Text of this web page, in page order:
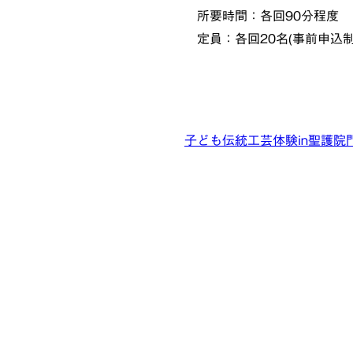
所要時間：各回90分程度
定員：各回20名(事前申込制
子ども伝統工芸体験in聖護院